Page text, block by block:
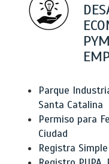
Parque
Santa Catalina
Permiso para
Ciudad
Registra Simple